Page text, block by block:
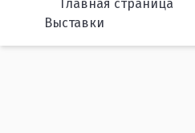
Главная страница
Выставки